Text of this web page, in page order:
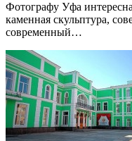
Фотографу Уфа
каменная скульптура,
современный…